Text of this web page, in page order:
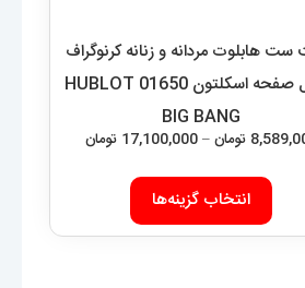
ست هابلوت مردانه و زنانه کرنوگراف
استیل صفحه اسکلتون 01650 HUBLOT
BIG BANG
تومان –
17,100,000
این